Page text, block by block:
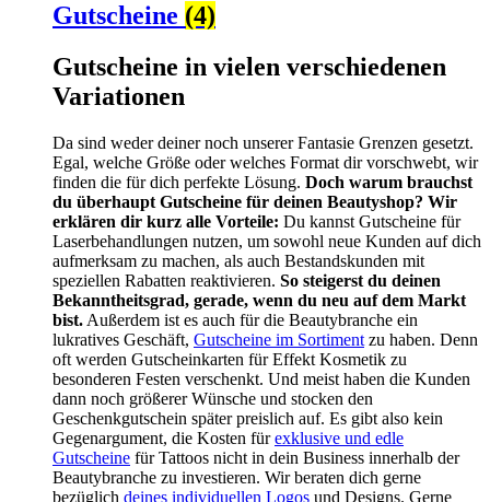
Gutscheine (4)
Gutscheine in vielen verschiedenen
Variationen
Da sind weder deiner noch unserer Fantasie Grenzen gesetzt.
Egal, welche Größe oder welches Format dir vorschwebt, wir
finden die für dich perfekte Lösung. Doch warum brauchst
du überhaupt Gutscheine für deinen Beautyshop? Wir
erklären dir kurz alle Vorteile: Du kannst Gutscheine für
Laserbehandlungen nutzen, um sowohl neue Kunden auf dich
aufmerksam zu machen, als auch Bestandskunden mit
speziellen Rabatten reaktivieren. So steigerst du deinen
Bekanntheitsgrad, gerade, wenn du neu auf dem Markt
bist. Außerdem ist es auch für die Beautybranche ein
lukratives Geschäft, Gutscheine im Sortiment zu haben. Denn
oft werden Gutscheinkarten für Effekt Kosmetik zu
besonderen Festen verschenkt. Und meist haben die Kunden
dann noch größerer Wünsche und stocken den
Geschenkgutschein später preislich auf. Es gibt also kein
Gegenargument, die Kosten fürexklusive und edle
Gutscheine für Tattoos nicht in dein Business innerhalb der
Beautybranche zu investieren. Wir beraten dich gerne
bezüglich deines individuellen Logos und Designs. Gerne